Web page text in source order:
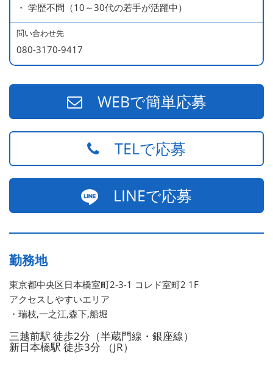
・ 学歴不問（10～30代の若手が活躍中）
問い合わせ先
080-3170-9417
WEBで簡単応募
TELで応募
LINEで応募
勤務地
東京都中央区日本橋室町2-3-1 コレド室町2 1F
アクセスしやすいエリア
・瑞枝,一之江,森下,船堀
三越前駅 徒歩2分（半蔵門線・銀座線）
新日本橋駅 徒歩3分 （JR）